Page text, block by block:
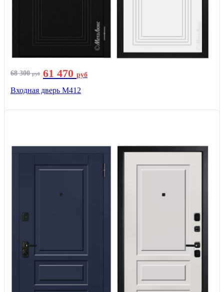
68 300руб 61 470 руб
Входная дверь М412